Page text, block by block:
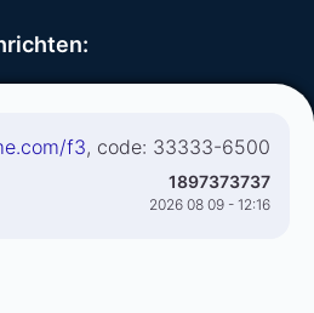
:
f3, code: 33333-6500
1897373737
2026 08 09 - 12:16